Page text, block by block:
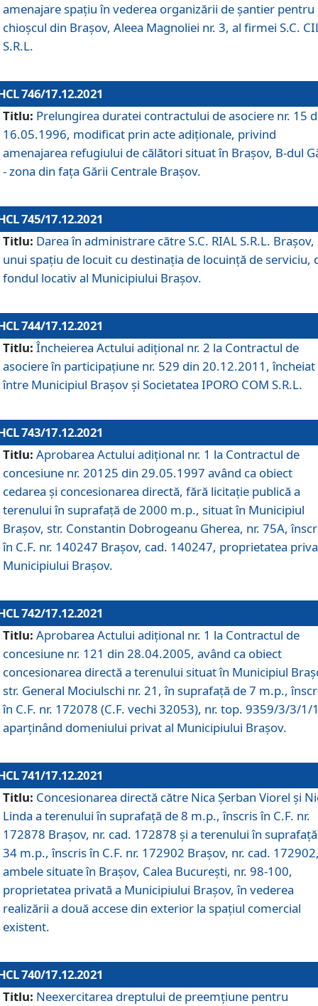
amenajare spațiu în vederea organizării de șantier pentru
chioșcul din Brașov, Aleea Magnoliei nr. 3, al firmei S.C.
S.R.L.
746/17.12.2021
Titlu: Prelungirea duratei contractului de asociere nr. 15
16.05.1996, modificat prin acte adiționale, privind
amenajarea refugiului de călători situat în Brașov, B-dul
- zona din faţa Gării Centrale Brașov.
745/17.12.2021
Titlu: Darea în administrare către S.C. RIAL S.R.L. Brașov,
unui spațiu de locuit cu destinația de locuință de serviciu,
fondul locativ al Municipiului Brașov.
744/17.12.2021
Titlu: Încheierea Actului adițional nr. 2 la Contractul de
asociere în participațiune nr. 529 din 20.12.2011, încheiat
între Municipiul Brașov și Societatea IPORO COM S.R.L.
743/17.12.2021
Titlu: Aprobarea Actului adiţional nr. 1 la Contractul de
concesiune nr. 20125 din 29.05.1997 având ca obiect
cedarea și concesionarea directă, fără licitație publică a
terenului în suprafață de 2000 m.p., situat în Municipiul
Brașov, str. Constantin Dobrogeanu Gherea, nr. 75A,
în C.F. nr. 140247 Brașov, cad. 140247, proprietatea
Municipiului Brașov.
742/17.12.2021
Titlu: Aprobarea Actului adiţional nr. 1 la Contractul de
concesiune nr. 121 din 28.04.2005, având ca obiect
concesionarea directă a terenului situat în Municipiul
str. General Mociulschi nr. 21, în suprafață de 7 m.p.,
în C.F. nr. 172078 (C.F. vechi 32053), nr. top. 9359/3/3/1/
aparținând domeniului privat al Municipiului Brașov.
741/17.12.2021
Titlu: Concesionarea directă către Nica Șerban Viorel și
Linda a terenului în suprafață de 8 m.p., înscris în C.F. nr.
172878 Brașov, nr. cad. 172878 și a terenului în
34 m.p., înscris în C.F. nr. 172902 Brașov, nr. cad.
ambele situate în Brașov, Calea București, nr. 98-100,
proprietatea privată a Municipiului Brașov, în vederea
realizării a două accese din exterior la spațiul comercial
existent.
740/17.12.2021
Titlu: Neexercitarea dreptului de preemţiune pentru